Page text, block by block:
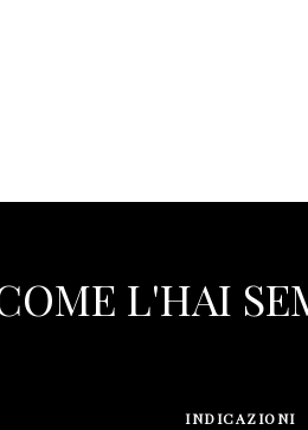
L'HAI
INDICAZIONI